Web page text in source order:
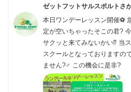
ゼットフットサルスポルトさ
本日ワンデーレッスン開催⚽️
定が空いちゃったそこの君?
サクッと来てみないかい⁉️ 当
スクールとなっておりますの
ません?‍♂️ この機会に是非?